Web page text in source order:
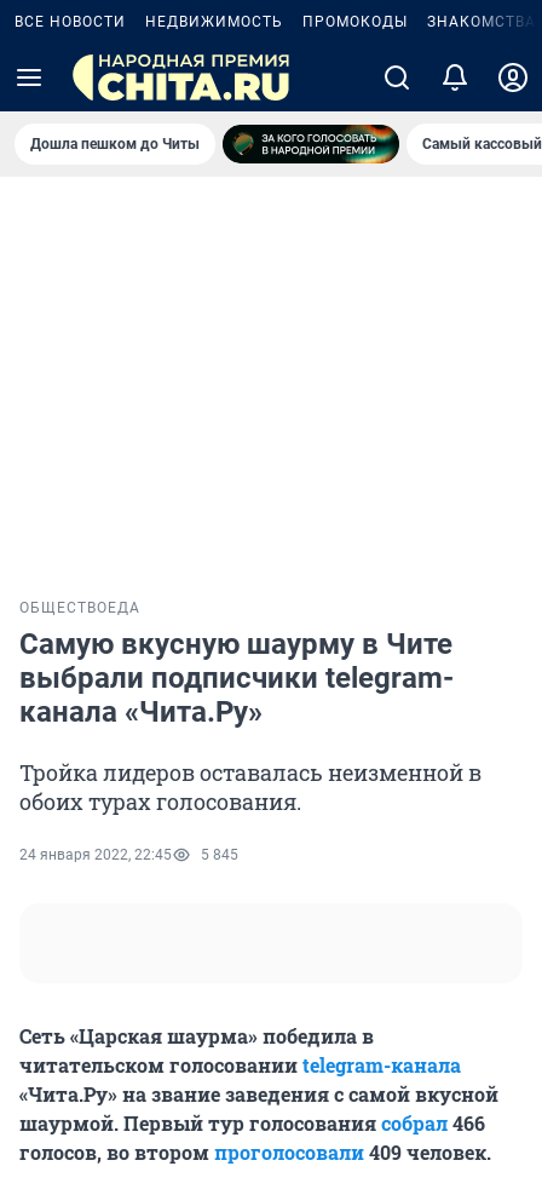
ВСЕ НОВОСТИ НЕДВИЖИМОСТЬ ПРОМОКОДЫ ЗНАКОМСТВА
Дошла пешком до Читы Самый
ОБЩЕСТВО ЕДА
Самую вкусную шаурму в Чите
выбрали подписчики telegram-
канала «Чита.Ру»
Тройка лидеров оставалась неизменной в
обоих турах голосования.
24 января 2022, 22:45 5 845
Сеть «Царская шаурма» победила в
читательском голосованииtelegram-канала
«Чита.Ру» на звание заведения с самой вкусной
шаурмой. Первый тур голосованиясобрал466
голосов, во второмпроголосовали409 человек.